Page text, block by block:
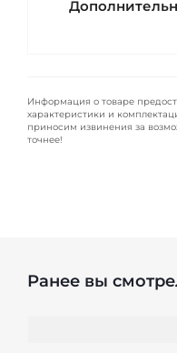
Информация о товаре
характеристики и
приносим извинения за
точнее!
Ранее вы